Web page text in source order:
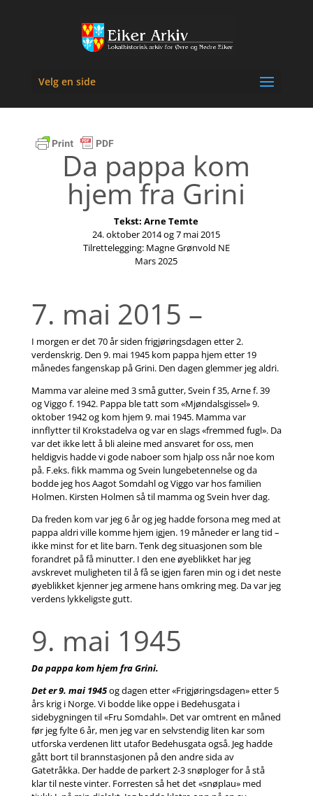
Velg en side
Da pappa kom
hjem fra Grini
Tekst: Arne Temte
24. oktober 2014og 7 mai 2015
Tilrettelegging: Magne Grønvold NE
Mars 2025
7. mai 2015 –
I morgen er det 70 år siden frigjøringsdagen etter 2.
verdenskrig. Den 9. mai 1945 kom pappa hjem etter 19
månedes fangenskap på Grini. Den dagen glemmer jeg aldri.
Mamma var aleine med 3 små gutter, Svein f 35, Arne f. 39
og Viggo f. 1942. Pappa ble tatt som «Mjøndalsgissel» 9.
oktober 1942 og kom hjem 9. mai 1945. Mamma var
innflytter til Krokstadelva og var en slags «fremmed fugl». Da
var det ikke lett å bli aleine med ansvaret for oss, men
heldigvis hadde vi gode naboer som hjalp oss når noe kom
på. F.eks. fikk mamma og Svein lungebetennelse og da
bodde jeg hos Aagot Somdahl og Viggo var hos familien
Holmen. Kirsten Holmen så til mamma og Svein hver dag.
Da freden kom var jeg 6 år og jeg hadde forsona meg med at
pappa aldri ville komme hjem igjen. 19 måneder er lang tid –
ikke minst for et lite barn. Tenk deg situasjonen som ble
forandret på få minutter. I den ene øyeblikket har jeg
avskrevet muligheten til å få se igjen faren min og i det neste
øyeblikket kjenner jeg armene hans omkring meg. Da var jeg
verdens lykkeligste gutt.
9. mai 1945
Da pappa kom hjem fra Grini.
Det er 9. mai 1945og dagen etter «Frigjøringsdagen» etter 5
års krig i Norge. Vi bodde like oppe i Bedehusgata i
sidebygningen til «Fru Somdahl». Det var omtrent en måned
før jeg fylte 6 år, men jeg var en selvstendig liten kar som
utforska verdenen litt utafor Bedehusgata også. Jeg hadde
gått bort til brannstasjonen på den andre sida av
Gatetråkka. Der hadde de parkert 2-3 snøploger for å stå
klar til neste vinter. Forresten så het det «snøplau» med